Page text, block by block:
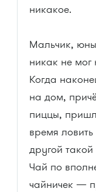
никакое.
Мальчик,
никак не
Когда
на дом,
пиццы,
время
другой такой
Чай по
чайничек —